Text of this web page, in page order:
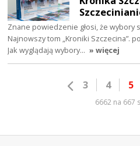
Znane powiedzenie głosi, że wybory
Najnowszy tom „Kroniki Szczecina”.
Jak wyglądają wybory… » więcej
3 4 5
6662 na 667